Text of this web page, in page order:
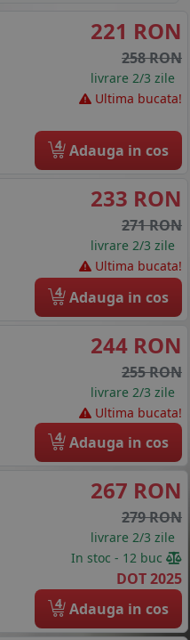
221 RON
258 RON
livrare 2/3 zile
Ultima bucata!
4 Adauga in cos
233 RON
271 RON
livrare 2/3 zile
Ultima bucata!
4 Adauga in cos
244 RON
255 RON
livrare 2/3 zile
Ultima bucata!
4 Adauga in cos
267 RON
279 RON
livrare 2/3 zile
In stoc - 12 buc
DOT 2025
4 Adauga in cos